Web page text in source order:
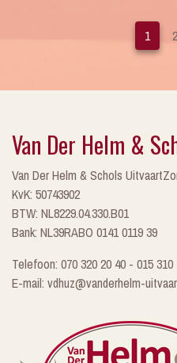
1 2
Van Der Helm &
Van Der Helm & Schols
KvK: 50743902
BTW: NL8229.04.330.B01
Bank: NL39RABO 0141 0119 39
Telefoon: 070 320 20 40 - 015 310
E-mail: vdhuz@vanderhelm-